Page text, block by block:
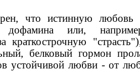
что истинную любовь
или,
краткострочную
белковый гормон
устойчивой любви - от